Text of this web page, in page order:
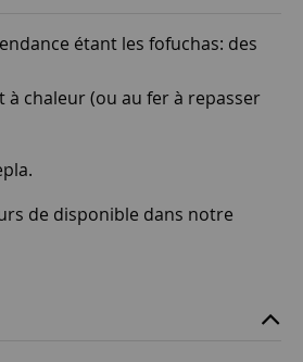
étant les fofuchas: des
chaleur (ou au fer à repasser
de disponible dans notre